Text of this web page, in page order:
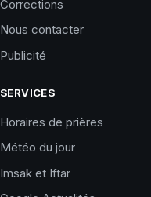
Corrections
Nous contacter
Publicité
SERVICES
Horaires de prières
Météo du jour
Imsak et Iftar